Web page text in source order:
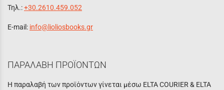
Τηλ.:+30.2610.459.052
E-mail: info@lioliosbooks.gr
ΠΑΡΑΛΑΒΗ ΠΡΟΪΟΝΤΩΝ
Η παραλαβή των προϊόντων γίνεται μέσω ELTA COURIER & ELTA